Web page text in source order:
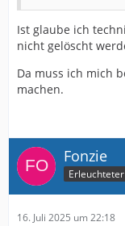
Ist glaube ich
nicht gelöscht
Da muss ich mich
machen.
Fonzie
Erleuchteter
16. Juli 2025 um 22:18